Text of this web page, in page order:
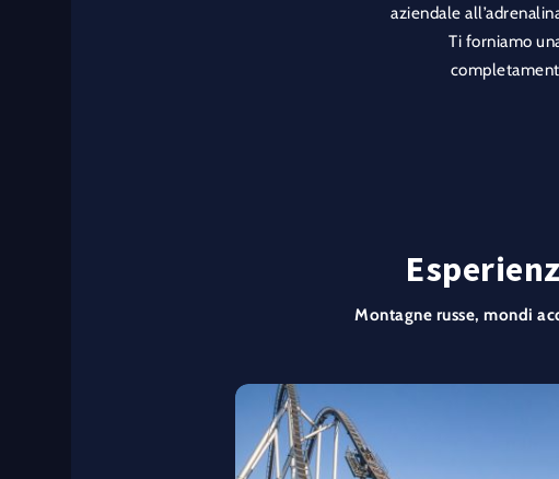
aziendale
Ti forniamo
Montagne russe, mondi